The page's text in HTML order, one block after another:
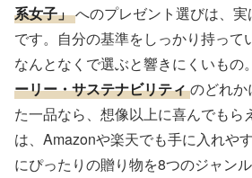
系女子」へのプレゼント選びは、
です。自分の基準をしっかり持って
なんとなくで選ぶと響きにくいもの
ーリー・サステナビリティのどれか
た一品なら、想像以上に喜んでもら
は、Amazonや楽天でも手に入れや
にぴったりの贈り物を8つのジャン